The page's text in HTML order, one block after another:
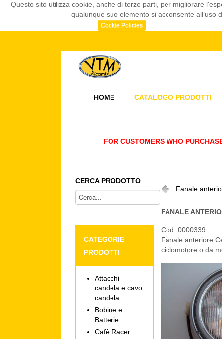
Questo sito utilizza cookie, anche di terze parti, per migliorare
qualunque suo elemento si acconsente all’uso
Cookie Policies
HOME CATALOGO PRODOTTI
FOR CUSTOMERS WHO
Fanale
FANALE
Cod. 0000339
Fanale anteriore
ciclomotore o da
CERCA PRODOTTO
CATEGORIE
PRODOTTI
Attacchi
candela e cavo
candela
Bobine e
Batterie
Cafè Racer